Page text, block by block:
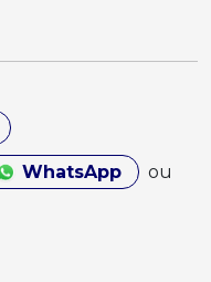
WhatsApp
ou